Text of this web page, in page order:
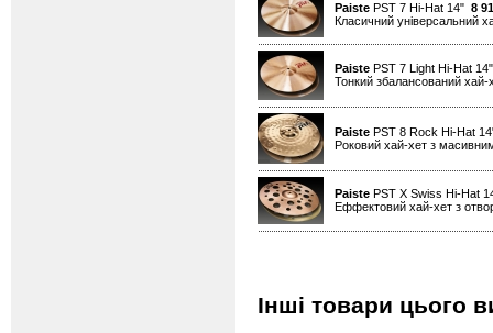
Paiste PST 7 Hi-Hat 14" 8
Класичний універсальний
Paiste PST 7 Light Hi-Hat
Тонкий збалансований
Paiste PST 8 Rock Hi-Hat
Роковий хай-хет з
Paiste PST X Swiss Hi-Hat
Еффектовий хай-хет з
Інші товари цього